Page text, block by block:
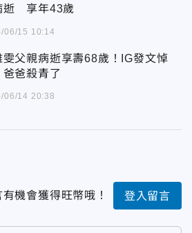
逝 享年43歲
06/15 10:14
雯父親病逝享壽68歲！IG發文悼
爸爸殺青了
06/14 20:38
機會獲得旺幣哦！ 登入留言